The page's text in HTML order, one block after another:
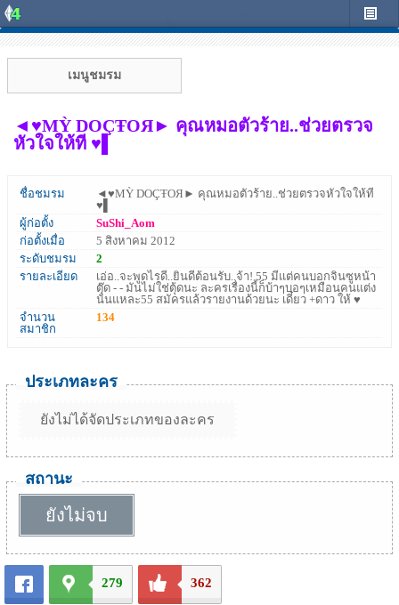
เมนูชมรม
◄♥MỲ DOÇŦOЯ► คุณหมอตัวร้าย..ช่วยตรวจ
หัวใจให้ที ♥▌
ชื่อชมรม
◄♥MỲ DOÇŦOЯ► คุณหมอตัวร้าย..ช่วยตรวจหัวใจให้ที
♥▌
ผู้ก่อตั้ง
SuShi_Aom
ก่อตั้งเมื่อ
5 สิงหาคม 2012
ระดับชมรม
2
รายละเอียด
เอ่อ..จะพูดไรดี..ยินดีต้อนรับ..จ้า! 55 มีแต่คนบอกจินซูหน้า
ตุ๊ด - - มันไม่ใช่ตุ้ดนะ ละครเรื่องนี้ก็บ้าๆบอๆเหมือนคนแต่ง
นั่นแหละ55 สมัครแล้วรายงานด้วยนะ เดี๋ยว +ดาว ให้ ♥
จำนวน
สมาชิก
134
ประเภทละคร
ยังไม่ได้จัดประเภทของละคร
สถานะ
ยังไม่จบ
279 362